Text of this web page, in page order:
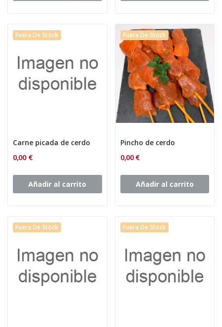
Fuera De Stock
Carne picada de cerdo
0,00 €
Añadir al carrito
Fuera De Stock
Pincho de cerdo
0,00 €
Añadir al carrito
Fuera De Stock Fuera De Stock